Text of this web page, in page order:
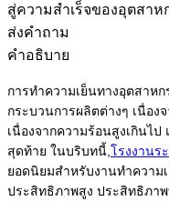
สู่ความสำเร็จของอุตสา
ส่งคำถาม
คำอธิบาย
การทำความเย็นทางอุตสาห
กระบวนการผลิตต่างๆ เนื่อง
เนื่องจากความร้อนสูงเกิน
สุดท้าย ในบริบทนี้, โรงงานร
ยอดนิยมสำหรับงานทำความ
ประสิทธิภาพสูง ประสิทธิภาพ